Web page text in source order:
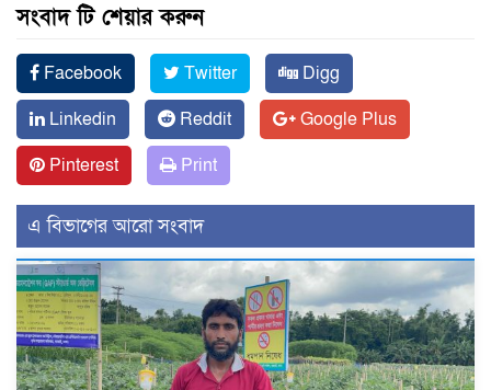
সংবাদ টি শেয়ার করুন
Facebook Twitter
Digg
Linkedin
Reddit
Google Plus
Pinterest
Print
এ বিভাগের আরো সংবাদ